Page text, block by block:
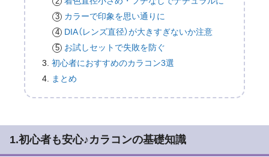
カラーで印象を思い通りに
DIA（レンズ直径）が大きすぎないか注意
お試しセットで失敗を防ぐ
初心者におすすめのカラコン3選
まとめ
1.初心者も安心♪カラコンの基礎知識